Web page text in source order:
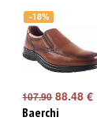
-18%
107.9088.48 €
Baerchi